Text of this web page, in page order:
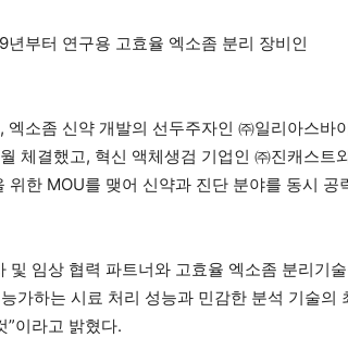
부터 연구용 고효율 엑소좀 분리 장비인
소좀 신약 개발의 선두주자인 ㈜일리아스바
체결했고, 혁신 액체생검 기업인 ㈜진캐스트
한 MOU를 맺어 신약과 진단 분야를 동시 공
및 임상 협력 파트너와 고효율 엑소좀 분리기
가하는 시료 처리 성능과 민감한 분석 기술의
”이라고 밝혔다.